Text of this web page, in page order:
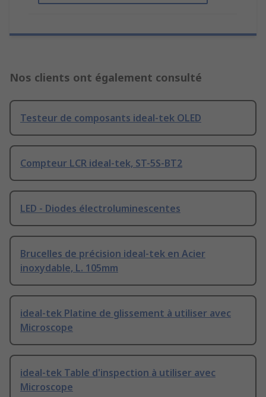
Nos clients ont également consulté
Testeur de composants ideal-tek OLED
Compteur LCR ideal-tek, ST-5S-BT2
LED - Diodes électroluminescentes
Brucelles de précision ideal-tek en Acier
inoxydable, L. 105mm
ideal-tek Platine de glissement à utiliser avec
Microscope
ideal-tek Table d'inspection à utiliser avec
Microscope